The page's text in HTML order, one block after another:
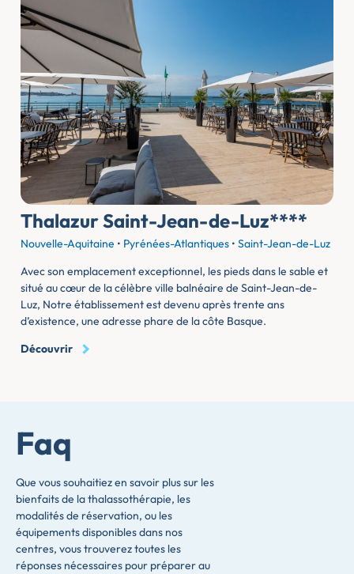
Thalazur Saint-Jean-de-Luz****
Nouvelle-Aquitaine • Pyrénées-Atlantiques • Saint-Jean-de-Luz
Avec son emplacement exceptionnel, les pieds dans le sable et
situé au cœur de la célèbre ville balnéaire de Saint-Jean-de-
Luz, Notre établissement est devenu après trente ans
d’existence, une adresse phare de la côte Basque.
Découvrir
Faq
Que vous souhaitiez en savoir plus sur les
bienfaits de la thalassothérapie, les
modalités de réservation, ou les
équipements disponibles dans nos
centres, vous trouverez toutes les
réponses nécessaires pour préparer au